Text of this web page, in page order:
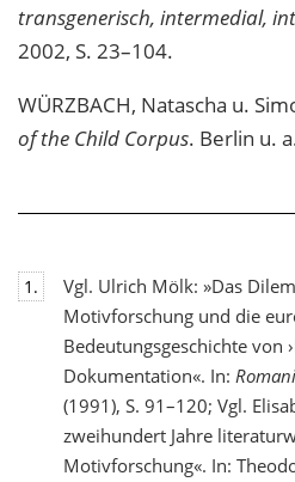
transgenerisch, intermedial,
2002, S. 23–104.
WÜRZBACH, Natascha u.
of the Child Corpus. Berlin u.
1.
Vgl. Ulrich Mölk: »Das
Motivforschung und die
Bedeutungsgeschichte von
Dokumentation«. In:
(1991), S. 91–120; Vgl.
zweihundert Jahre
Motivforschung«. In: